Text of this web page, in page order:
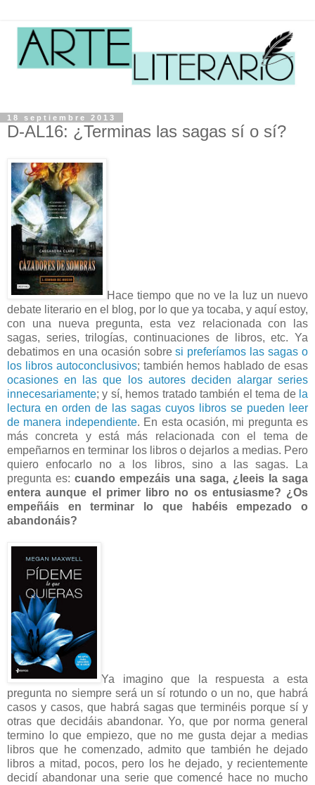
18 septiembre 2013
D-AL16: ¿Terminas las sagas sí o sí?
Hace tiempo que no ve la luz un nuevo
debate literario en el blog, por lo que ya tocaba, y aquí estoy,
con una nueva pregunta, esta vez relacionada con las
sagas, series, trilogías, continuaciones de libros, etc. Ya
debatimos en una ocasión sobresi preferíamos las sagas o
los libros autoconclusivos; también hemos hablado de esas
ocasiones en las que los autores deciden alargar series
innecesariamente; y sí, hemos tratado también el tema de la
lectura en orden de las sagas cuyos libros se pueden leer
de manera independiente. En esta ocasión, mi pregunta es
más concreta y está más relacionada con el tema de
empeñarnos en terminar los libros o dejarlos a medias. Pero
quiero enfocarlo no a los libros, sino a las sagas. La
pregunta es:cuando empezáis una saga, ¿leeis la saga
entera aunque el primer libro no os entusiasme? ¿Os
empeñáis en terminar lo que habéis empezado o
abandonáis?
Ya imagino que la respuesta a esta
pregunta no siempre será un sí rotundo o un no, que habrá
casos y casos, que habrá sagas que terminéis porque sí y
otras que decidáis abandonar. Yo, que por norma general
termino lo que empiezo, que no me gusta dejar a medias
libros que he comenzado, admito que también he dejado
libros a mitad, pocos, pero los he dejado, y recientemente
decidí abandonar una serie que comencé hace no mucho